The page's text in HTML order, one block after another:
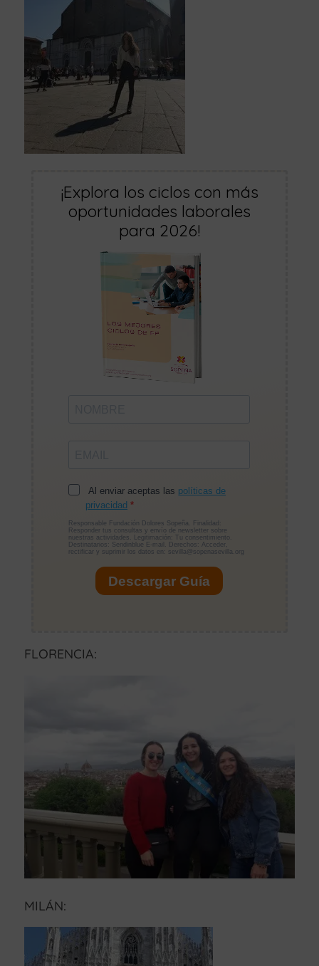
¡Explora los ciclos con más
oportunidades laborales
para 2026!
FLORENCIA:
MILÁN: